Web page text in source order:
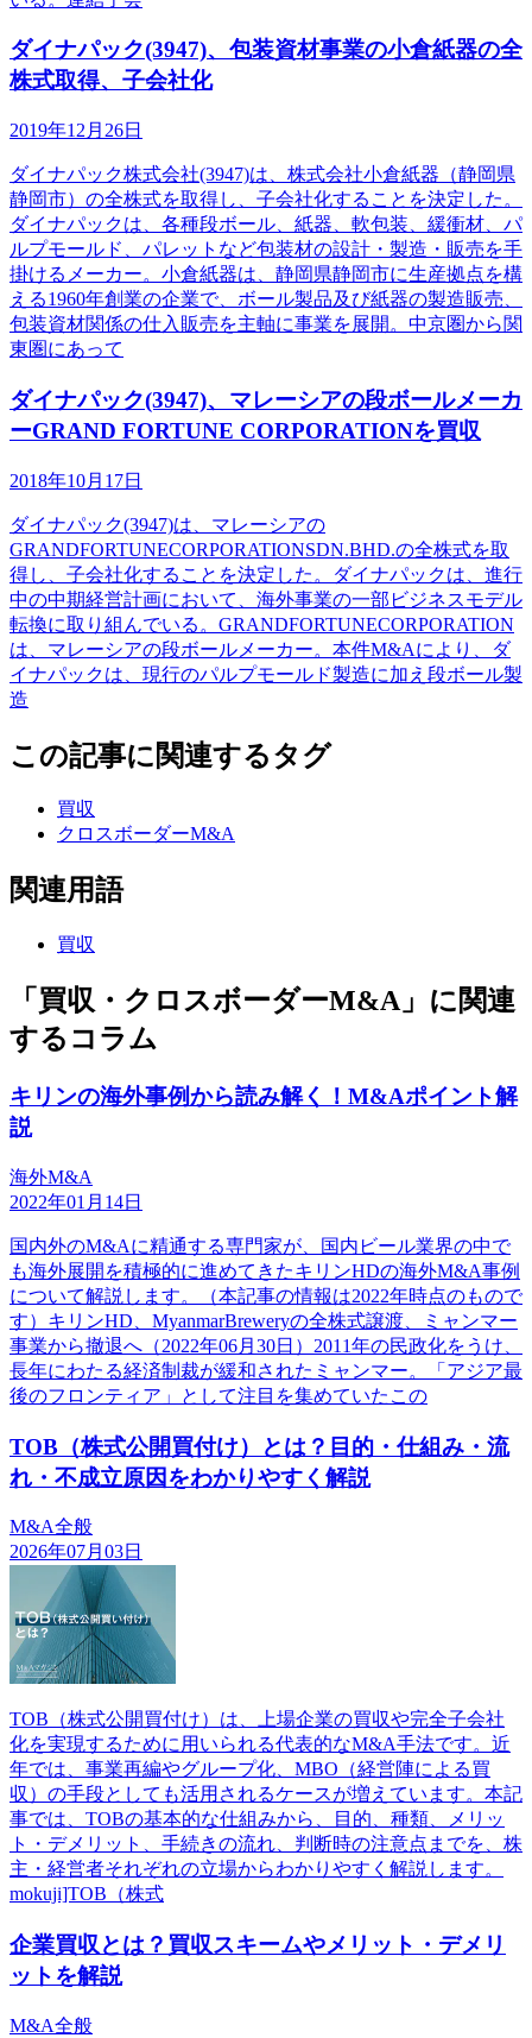
ダイナパック(3947)、包装資材事業の小倉紙器の全
株式取得、子会社化
2019年12月26日
ダイナパック株式会社(3947)は、株式会社小倉紙器（静岡県
静岡市）の全株式を取得し、子会社化することを決定した。
ダイナパックは、各種段ボール、紙器、軟包装、緩衝材、パ
ルプモールド、パレットなど包装材の設計・製造・販売を手
掛けるメーカー。小倉紙器は、静岡県静岡市に生産拠点を構
える1960年創業の企業で、ボール製品及び紙器の製造販売、
包装資材関係の仕入販売を主軸に事業を展開。中京圏から関
東圏にあって
ダイナパック(3947)、マレーシアの段ボールメーカ
ーGRAND FORTUNE CORPORATIONを買収
2018年10月17日
ダイナパック(3947)は、マレーシアの
GRANDFORTUNECORPORATIONSDN.BHD.の全株式を取
得し、子会社化することを決定した。ダイナパックは、進行
中の中期経営計画において、海外事業の一部ビジネスモデル
転換に取り組んでいる。GRANDFORTUNECORPORATION
は、マレーシアの段ボールメーカー。本件M&Aにより、ダ
イナパックは、現行のパルプモールド製造に加え段ボール製
造
この記事に関連するタグ
買収
クロスボーダーM&A
関連用語
買収
「買収・クロスボーダーM&A」に関連
するコラム
キリンの海外事例から読み解く！M&Aポイント解
説
海外M&A
2022年01月14日
国内外のM&Aに精通する専門家が、国内ビール業界の中で
も海外展開を積極的に進めてきたキリンHDの海外M&A事例
について解説します。（本記事の情報は2022年時点のもので
す）キリンHD、MyanmarBreweryの全株式譲渡、ミャンマー
事業から撤退へ（2022年06月30日）2011年の民政化をうけ、
長年にわたる経済制裁が緩和されたミャンマー。「アジア最
後のフロンティア」として注目を集めていたこの
TOB（株式公開買付け）とは？目的・仕組み・流
れ・不成立原因をわかりやすく解説
M&A全般
2026年07月03日
TOB（株式公開買付け）は、上場企業の買収や完全子会社
化を実現するために用いられる代表的なM&A手法です。近
年では、事業再編やグループ化、MBO（経営陣による買
収）の手段としても活用されるケースが増えています。本記
事では、TOBの基本的な仕組みから、目的、種類、メリッ
ト・デメリット、手続きの流れ、判断時の注意点までを、株
主・経営者それぞれの立場からわかりやすく解説します。
mokuji]TOB（株式
企業買収とは？買収スキームやメリット・デメリ
ットを解説
M&A全般